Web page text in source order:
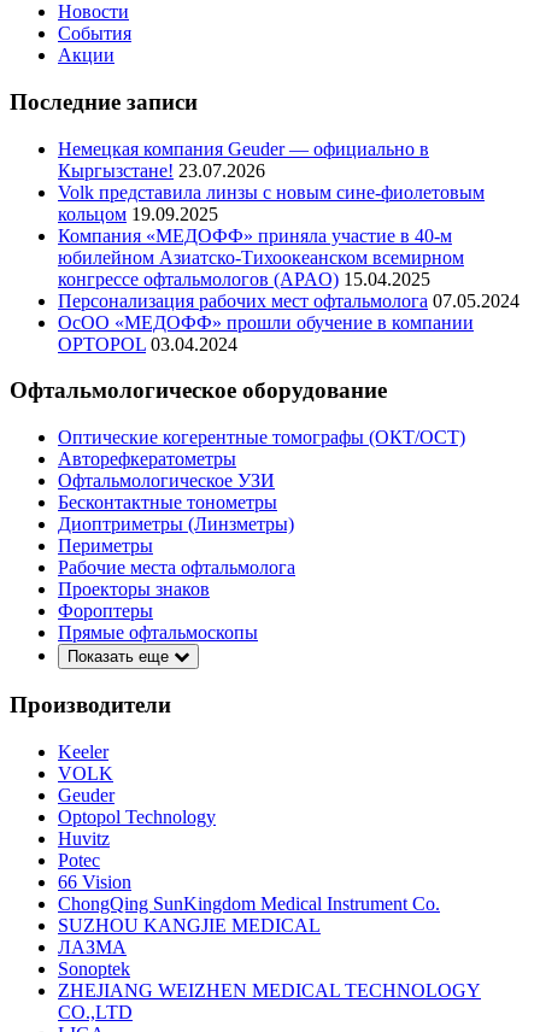
Новости
События
Акции
Последние записи
Немецкая компания Geuder — официально в
Кыргызстане! 23.07.2026
Volk представила линзы с новым сине-фиолетовым
кольцом 19.09.2025
Компания «МЕДОФФ» приняла участие в 40-м
юбилейном Азиатско-Тихоокеанском всемирном
конгрессе офтальмологов (APAO) 15.04.2025
Персонализация рабочих мест офтальмолога 07.05.2024
ОсОО «МЕДОФФ» прошли обучение в компании
OPTOPOL 03.04.2024
Офтальмологическое оборудование
Оптические когерентные томографы (ОКТ/ОСТ)
Авторефкератометры
Офтальмологическое УЗИ
Бесконтактные тонометры
Диоптриметры (Линзметры)
Периметры
Рабочие места офтальмолога
Проекторы знаков
Фороптеры
Прямые офтальмоскопы
Показать еще
Производители
Keeler
VOLK
Geuder
Optopol Technology
Huvitz
Potec
66 Vision
ChongQing SunKingdom Medical Instrument Co.
SUZHOU KANGJIE MEDICAL
ЛАЗМА
Sonoptek
ZHEJIANG WEIZHEN MEDICAL TECHNOLOGY
CO.,LTD